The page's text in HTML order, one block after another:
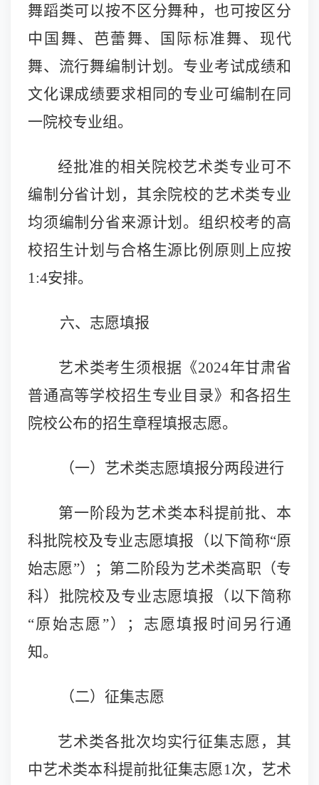
舞蹈类可以按不区分舞种，也可按区分
中国舞、芭蕾舞、国际标准舞、现代
舞、流行舞编制计划。专业考试成绩和
文化课成绩要求相同的专业可编制在同
一院校专业组。
经批准的相关院校艺术类专业可不
编制分省计划，其余院校的艺术类专业
均须编制分省来源计划。组织校考的高
校招生计划与合格生源比例原则上应按
1:4安排。
六、志愿填报
艺术类考生须根据《2024年甘肃省
普通高等学校招生专业目录》和各招生
院校公布的招生章程填报志愿。
（一）艺术类志愿填报分两段进行
第一阶段为艺术类本科提前批、本
科批院校及专业志愿填报（以下简称“原
始志愿”）； 第二阶段为艺术类高职（专
科）批院校及专业志愿填报 （以下简称
“原始志愿”）；志愿填报时间另行通
知。
（二）征集志愿
艺术类各批次均实行征集志愿，其
中艺术类本科提前批征集志愿1次，艺术